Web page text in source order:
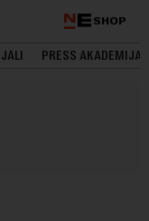
SHOP
PRESS AKADEMIJA